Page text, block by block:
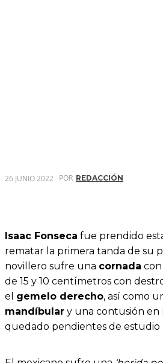
26 JUNIO 2022 POR REDACCIÓN
Isaac Fonseca fue prendido
rematar la primera tanda de su
novillero sufre una cornada con
de 15 y 10 centímetros con
el gemelo derecho, así como
mandíbular y una contusión en
quedado pendientes de estudio